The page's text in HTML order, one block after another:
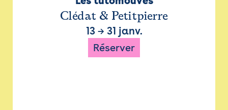
Clédat & Petitpierre
13→ 31 janv.
Réserver